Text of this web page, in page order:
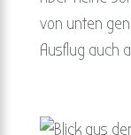
von unten
Ausflug auch